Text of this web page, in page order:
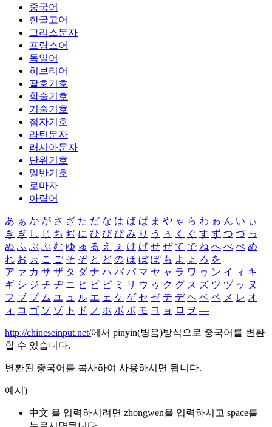
중국어
한글고어
그리스문자
프랑스어
독일어
히브리어
괄호기호
학술기호
기술기호
첨자기호
라틴문자
러시아문자
단위기호
일반기호
로마자
아랍어
あ ぁ か が さ ざ た だ な は ば ぱ ま や ゃ ら わ ゎ ん い ぃ
き ぎ し じ ち ぢ に ひ び ぴ み り う ぅ く ぐ す ず つ づ っ
ぬ ふ ぶ ぷ む ゆ ゅ る え ぇ け げ せ ぜ て で ね へ べ ぺ め
れ お ぉ こ ご そ ぞ と ど の ほ ぼ ぽ も よ ょ ろ を
ア ァ カ サ ザ タ ダ ナ ハ バ パ マ ヤ ャ ラ ワ ヮ ン イ ィ キ
ギ シ ジ チ ヂ ニ ヒ ビ ピ ミ リ ウ ゥ ク グ ス ズ ツ ヅ ッ ヌ
フ ブ プ ム ユ ュ ル エ ェ ケ ゲ セ ゼ テ デ ヘ ベ ペ メ レ オ
ォ コ ゴ ソ ゾ ト ド ノ ホ ボ ポ モ ヨ ョ ロ ヲ ―
http://chineseinput.net/에서 pinyin(병음)방식으로 중국어를 변환
할 수 있습니다.
변환된 중국어를 복사하여 사용하시면 됩니다.
예시)
中文 을 입력하시려면 zhongwen을 입력하시고 space를